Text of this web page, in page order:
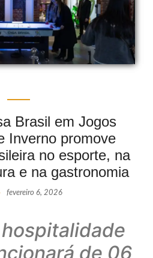
Brasil em Jogos
Inverno promove
no esporte, na
e na gastronomia
fevereiro 6, 2026
de 06